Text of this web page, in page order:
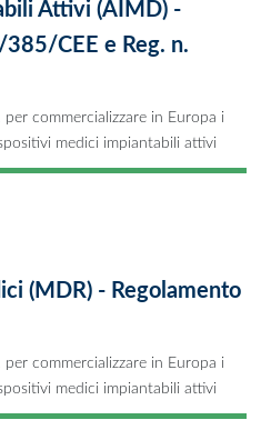
Attivi (AIMD) -
CEE e Reg. n.
commercializzare in Europa i
medici impiantabili attivi
(MDR) - Regolamento
commercializzare in Europa i
medici impiantabili attivi